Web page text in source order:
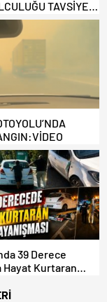
TAVSİYE
ALTERNATİF
39 Derece
Hayat Kurtaran